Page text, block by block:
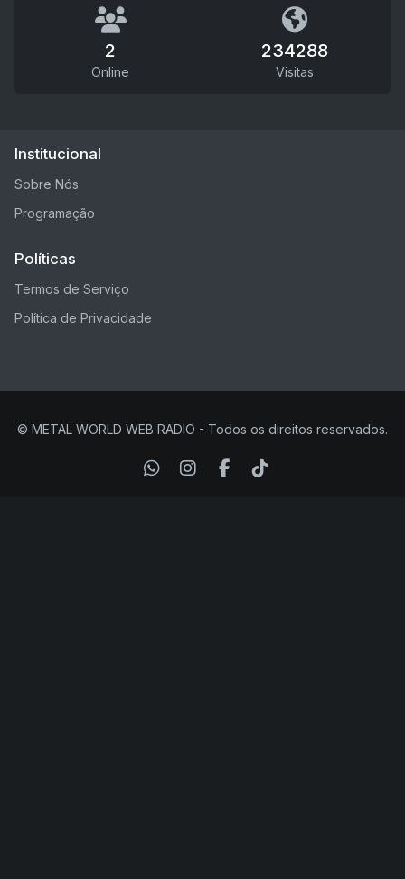
2
Online
234288
Visitas
Institucional
Sobre Nós
Programação
Políticas
Termos de Serviço
Política de Privacidade
© METAL WORLD WEB RADIO - Todos os direitos reservados.